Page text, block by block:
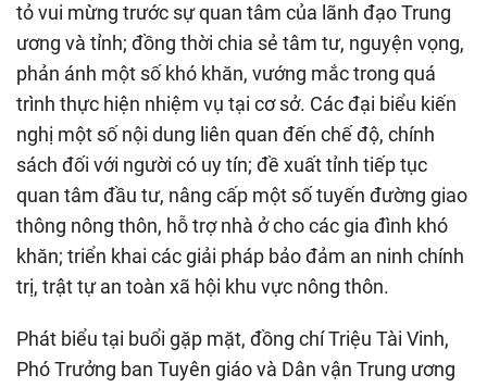
tỏ vui mừng trước sự quan tâm của lãnh đạo Trung
ương và tỉnh; đồng thời chia sẻ tâm tư, nguyện vọng,
phản ánh một số khó khăn, vướng mắc trong quá
trình thực hiện nhiệm vụ tại cơ sở. Các đại biểu kiến
nghị một số nội dung liên quan đến chế độ, chính
sách đối với người có uy tín; đề xuất tỉnh tiếp tục
quan tâm đầu tư, nâng cấp một số tuyến đường giao
thông nông thôn, hỗ trợ nhà ở cho các gia đình khó
khăn; triển khai các giải pháp bảo đảm an ninh chính
trị, trật tự an toàn xã hội khu vực nông thôn.
Phát biểu tại buổi gặp mặt, đồng chí Triệu Tài Vinh,
Phó Trưởng ban Tuyên giáo và Dân vận Trung ương